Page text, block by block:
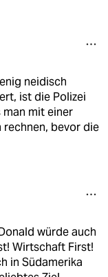
neidisch
ist die Polizei
man mit einer
bevor die
würde auch
Wirtschaft First!
in Südamerika